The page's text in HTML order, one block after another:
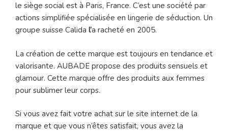
le siège social est à Paris, France. C’est une société par
actions simplifiée spécialisée en lingerie de séduction. Un
groupe suisse Calida l’a racheté en 2005.
La création de cette marque est toujours en tendance et
valorisante. AUBADE propose des produits sensuels et
glamour. Cette marque offre des produits aux femmes
pour sublimer leur corps.
Si vous avez fait votre achat sur le site internet de la
marque et que vous n’êtes satisfait, vous avez la